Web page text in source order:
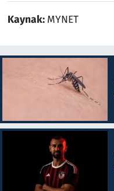
Kaynak: MYNET